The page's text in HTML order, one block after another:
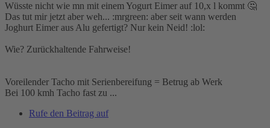
Wüsste nicht wie mn mit einem Yogurt Eimer auf 10,x l kommt 🤔
Das tut mir jetzt aber weh... :mrgreen: aber seit wann werden
Joghurt Eimer aus Alu gefertigt? Nur kein Neid! :lol:
Wie? Zurückhaltende Fahrweise!
Voreilender Tacho mit Serienbereifung = Betrug ab Werk
Bei 100 kmh Tacho fast zu ...
Rufe den Beitrag auf